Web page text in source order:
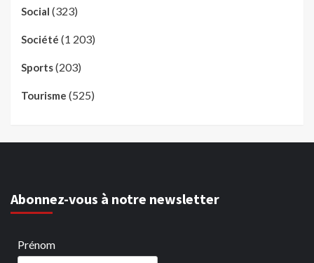
Social (323)
Société (1 203)
Sports(203)
Tourisme (525)
Abonnez-vous à notre newsletter
Prénom